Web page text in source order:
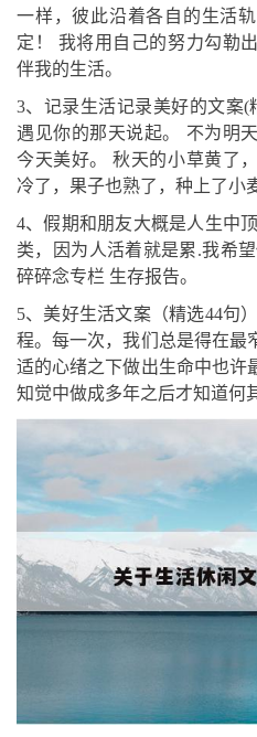
一样，彼此沿着各自的生活
定！ 我将用自己的努力勾勒
伴我的生活。
3、记录生活记录美好的文案(
遇见你的那天说起。 不为明
今天美好。 秋天的小草黄了
冷了，果子也熟了，种上了小
4、假期和朋友大概是人生中
类，因为人活着就是累.我希
碎碎念专栏 生存报告。
5、美好生活文案（精选44句
程。每一次，我们总是得在最
适的心绪之下做出生命中也许
知觉中做成多年之后才知道何